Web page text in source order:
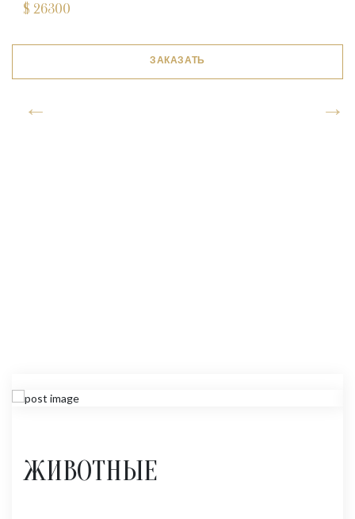
$ 26300
ЗАКАЗАТЬ
ЖИВОТНЫЕ